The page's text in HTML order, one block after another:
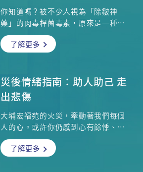
你知道嗎？被不少人視為「除皺神
藥」的肉毒桿菌毒素，原來是一種超
級毒素，1克已能殺死1000萬人！這
種超強毒素除皺的原理是甚麼？基督
不幸中毒，會出現甚麼症狀？現時的
解毒劑能否完全清除體內毒素？不想
中毒、甚至出現致命危險，選擇由註
冊醫生注射是重中之重！
了解更多
災後情緒指南：助人助己 走
出悲傷
大埔宏福苑的火災，牽動著我們每個
人的心。或許你仍感到心有餘悸、焦
慮不安，甚至在這幾日難以安眠。請
記得，你不是獨自一人。我們關心你
了解更多